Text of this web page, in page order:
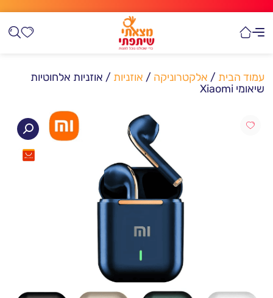
עמוד הבית / אלקטרוניקה / אוזניות / אוזניות אלחוטיות
שיאומי Xiaomi